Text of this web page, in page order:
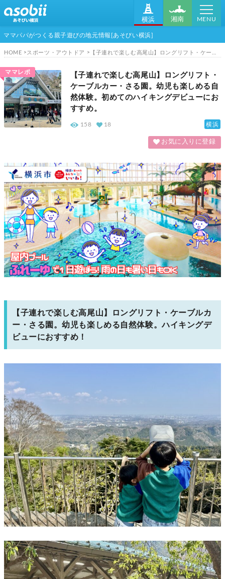
横浜 湘南 MENU
ママパパがつくる親子遊びの地元情報[あそびい横浜]
HOME スポーツ・アウトドア 【子連れで楽しむ高尾山】ロングリフト・ケーブルカー・さる園。幼児も楽しめる自然体験。初めてのハイキングデビューにおすすめ。
ママレポ
【子連れで楽しむ高尾山】ロングリフト・
ケーブルカー・さる園。幼児も楽しめる自
然体験。初めてのハイキングデビューにお
すすめ。
横浜
158 18
お気に入りに登録
【子連れで楽しむ高尾山】ロングリフト・ケーブルカ
ー・さる園。幼児も楽しめる自然体験。ハイキングデ
ビューにおすすめ！